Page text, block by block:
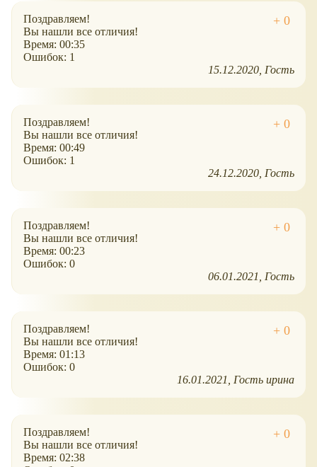
Поздравляем!
Вы нашли все отличия!
Время: 00:35
Ошибок: 1
15.12.2020 Гость
Поздравляем!
Вы нашли все отличия!
Время: 00:49
Ошибок: 1
24.12.2020 Гость
Поздравляем!
Вы нашли все отличия!
Время: 00:23
Ошибок: 0
06.01.2021 Гость
Поздравляем!
Вы нашли все отличия!
Время: 01:13
Ошибок: 0
16.01.2021 Гость ирина
Поздравляем!
Вы нашли все отличия!
Время: 02:38